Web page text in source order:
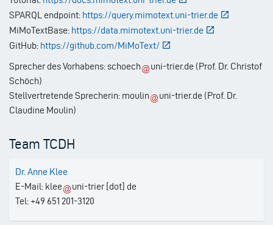
SPARQL endpoint: https://query.mimotext.uni-trier.de
MiMoTextBase: https://data.mimotext.uni-trier.de
GitHub: https://github.com/MiMoText/
Sprecher des Vorhabens:schoech uni-trier.de (Prof. Dr. Christof
Schöch)
Stellvertretende Sprecherin: moulin uni-trier.de (Prof. Dr.
Claudine Moulin)
Team TCDH
Dr. Anne Klee
E-Mail: klee uni-trier [dot] de
Tel: +49 651 201-3120